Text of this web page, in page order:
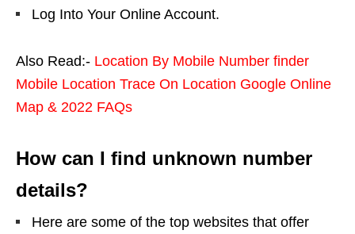
Log Into Your Online Account.
Also Read:- Location By Mobile Number finder
Mobile Location Trace On Location Google Online
Map & 2022 FAQs
How can I find unknown number
details?
Here are some of the top websites that offer